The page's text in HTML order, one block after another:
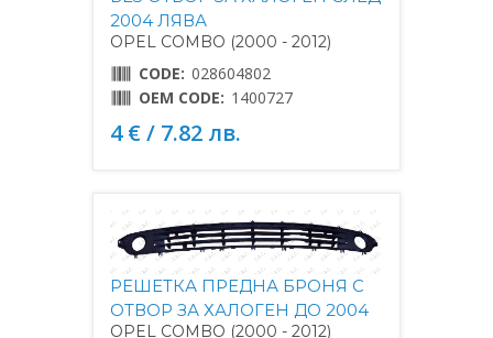
2004 ЛЯВА
OPEL COMBO (2000 - 2012)
CODE: 028604802
OEM CODE: 1400727
4 € / 7.82 лв.
РЕШЕТКА ПРЕДНА БРОНЯ С
ОТВОР ЗА ХАЛОГЕН ДО 2004
OPEL COMBO (2000 - 2012)